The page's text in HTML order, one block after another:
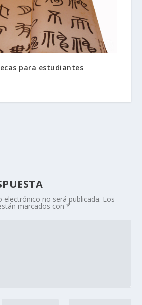
para estudiantes
electrónico no será publicada. Los
marcados con*